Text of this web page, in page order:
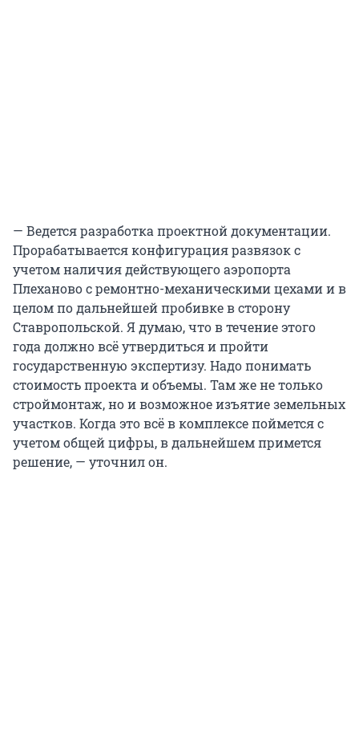
— Ведется разработка проектной документации.
Прорабатывается конфигурация развязок с
учетом наличия действующего аэропорта
Плеханово с ремонтно-механическими цехами и в
целом по дальнейшей пробивке в сторону
Ставропольской. Я думаю, что в течение этого
года должно всё утвердиться и пройти
государственную экспертизу. Надо понимать
стоимость проекта и объемы. Там же не только
строймонтаж, но и возможное изъятие земельных
участков. Когда это всё в комплексе поймется с
учетом общей цифры, в дальнейшем примется
решение, — уточнил он.